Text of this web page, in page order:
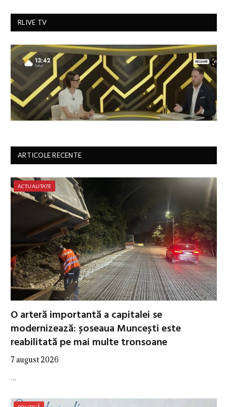
RLIVE TV
ARTICOLE RECENTE
ACTUALITATE
O arteră importantă a capitalei se
modernizează: șoseaua Muncești este
reabilitată pe mai multe tronsoane
7 august 2026
…